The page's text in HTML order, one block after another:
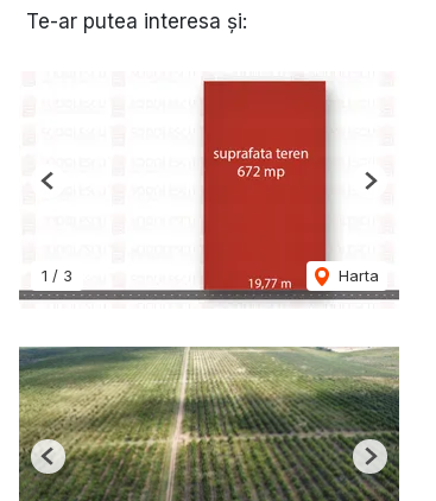
Te-ar putea interesa și:
1 / 3 Harta
Previous Next
Previous Next